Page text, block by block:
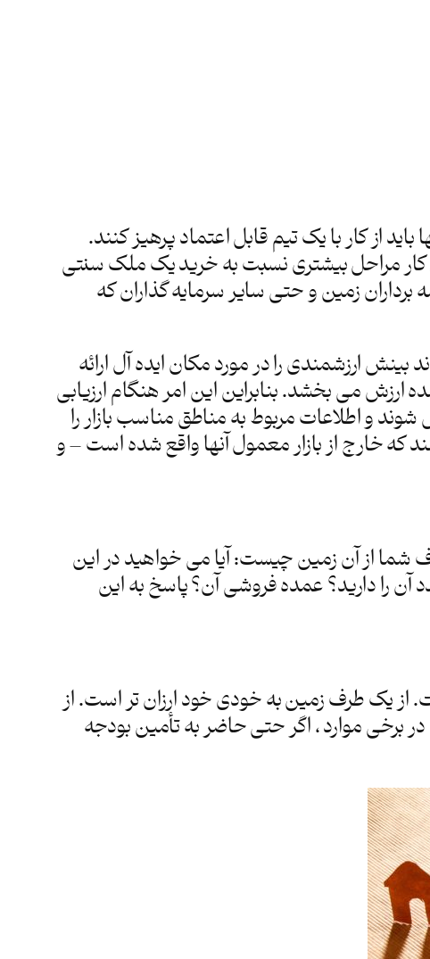
از کار با یک تیم قابل اعتماد پرهیز کنند.
کار مراحل بیشتری نسبت به خرید یک ملک سنتی
برداران زمین و حتی سایر سرمایه گذاران که
ارزشمندی را در مورد مکان ایده آل ارائه
می بخشد. بنابراین این امر هنگام ارزیابی
و اطلاعات مربوط به مناطق مناسب بازار را
که خارج از بازار معمول آنها واقع شده است – و
شما از آن زمین چیست: آیا می خواهید در این
را دارید؟ عمده فروشی آن؟ پاسخ به این
از یک طرف زمین به خودی خود ارزان تر است. از
برخی موارد ، اگر حتی حاضر به تأمین بودجه